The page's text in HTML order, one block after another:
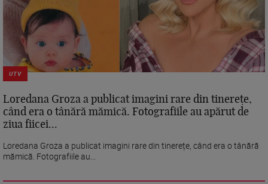
UTV
Loredana Groza a publicat imagini rare din tinerețe,
când era o tânără mămică. Fotografiile au apărut de
ziua fiicei...
Loredana Groza a publicat imagini rare din tinerețe, când era o tânără
mămică. Fotografiile au...